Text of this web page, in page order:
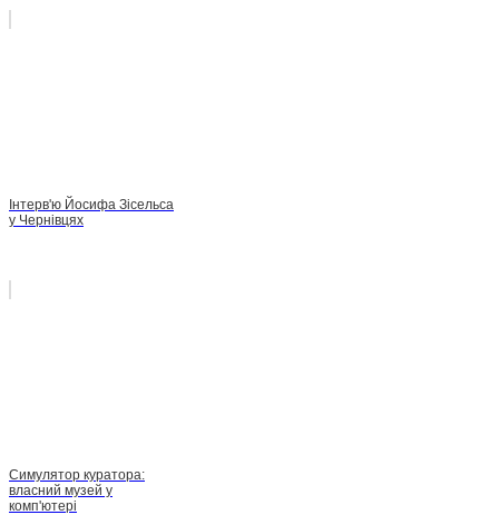
Інтерв'ю Йосифа Зісельса
у Чернівцях
Симулятор куратора:
власний музей у
комп'ютері